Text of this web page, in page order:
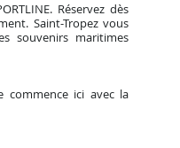
Réservez dès
Saint-Tropez vous
souvenirs maritimes
commence ici avec la